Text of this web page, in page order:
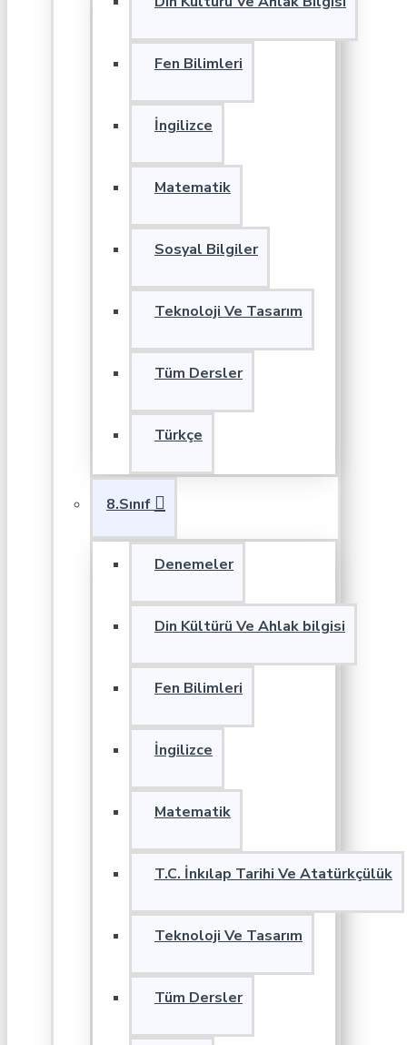
Fen Bilimleri
İngilizce
Matematik
Sosyal Bilgiler
Teknoloji Ve Tasarım
Tüm Dersler
Türkçe
8.Sınıf
Denemeler
Din Kültürü Ve Ahlak bilgisi
Fen Bilimleri
İngilizce
Matematik
T.C. İnkılap Tarihi Ve Atatürkçülük
Teknoloji Ve Tasarım
Tüm Dersler